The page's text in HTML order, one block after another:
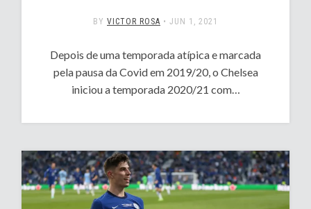
BY VICTOR ROSA • JUN 1, 2021
Depois de uma temporada atípica e marcada
pela pausa da Covid em 2019/20, o Chelsea
iniciou a temporada 2020/21 com…